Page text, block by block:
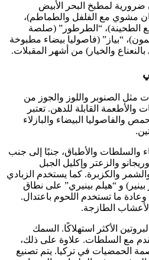
ضرورية لمطبخ البحر الأبيض
مشوي مع الفلفل والطماطم)،
“الطرطور” (صلصة
“بياز” (فاصوليا بيضاء مطبوخة
والخيار) من أشهر المقبلات.
مثل الصنوبر واللوز والجوز من
والأطعمة القابلة للدهن. تعتبر
والفاصوليا البيضاء والبازلاء
والسلطات والأطباق، جنبًا إلى جنب
والزعتر وإكليل الجبل
والكزبرة. كما يستخدم الزبادي
بينير) و “هيلم بينيري” على نطاق
ما تستخدم اللحوم باعتدال.
الطازجة.
الأكثر استهلاكًا. السمك
مع السلطات. علاوة على ذلك،
الحمضيات في تركيا. يتم تصنيع